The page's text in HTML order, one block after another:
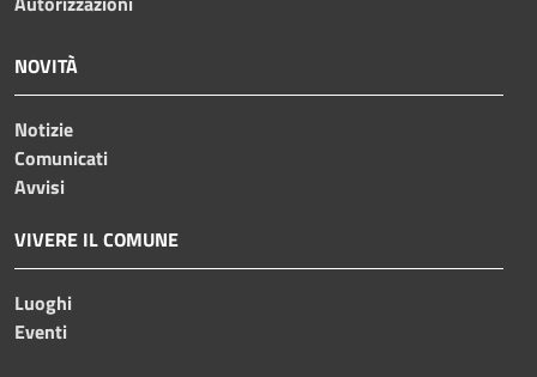
NOVITÀ
Notizie
Comunicati
Avvisi
VIVERE IL COMUNE
Luoghi
Eventi